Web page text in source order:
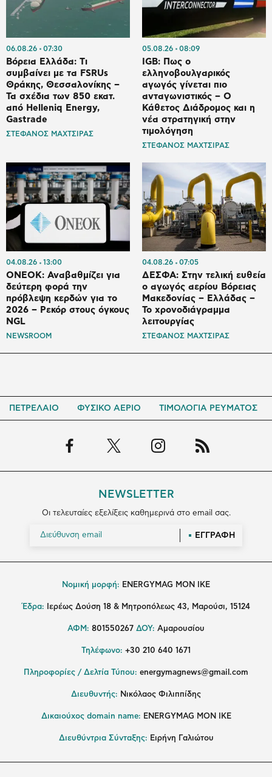
06.08.26 07:30
Βόρεια Ελλάδα: Tι
συμβαίνει με τα FSRUs
Θράκης, Θεσσαλονίκης –
Τα σχέδια των 850 εκατ.
από Helleniq Energy,
Gastrade
ΣΤΕΦΑΝΟΣ ΜΑΧΤΣΙΡΑΣ
05.08.26 08:09
IGB: Πως ο
ελληνοβουλγαρικός
αγωγός γίνεται πιο
ανταγωνιστικός – Ο
Κάθετος Διάδρομος και η
νέα στρατηγική στην
τιμολόγηση
ΣΤΕΦΑΝΟΣ ΜΑΧΤΣΙΡΑΣ
04.08.26 13:00
ONEOK: Αναβαθμίζει για
δεύτερη φορά την
πρόβλεψη κερδών για το
2026 – Ρεκόρ στους όγκους
NGL
NEWSROOM
04.08.26 07:05
ΔΕΣΦΑ: Στην τελική ευθεία
ο αγωγός αερίου Βόρειας
Μακεδονίας – Ελλάδας –
Το χρονοδιάγραμμα
λειτουργίας
ΣΤΕΦΑΝΟΣ ΜΑΧΤΣΙΡΑΣ
ΠΕΤΡΕΛΑΙΟ ΦΥΣΙΚΟ ΑΕΡΙΟ ΤΙΜΟΛΟΓΙΑ ΡΕΥΜΑΤΟΣ
NEWSLETTER
Οι τελευταίες εξελίξεις καθημερινά στο email σας.
ΕΓΓΡΑΦΗ
Νομική μορφή: ENERGYMAG MON IKE
Έδρα: Ιερέως Δούση 18 & Μητροπόλεως 43, Μαρούσι, 15124
ΑΦΜ: 801550267 ΔΟΥ: Αμαρουσίου
Τηλέφωνο: +30 210 640 1671
Πληροφορίες / Δελτία Τύπου: energymagnews@gmail.com
Διευθυντής: Νικόλαος Φιλιππίδης
Δικαιούχος domain name: ENERGYMAG ΜΟΝ ΙΚΕ
Διευθύντρια Σύνταξης: Ειρήνη Γαλιώτου